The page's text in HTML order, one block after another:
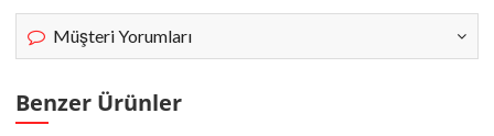
Müşteri Yorumları
Benzer Ürünler